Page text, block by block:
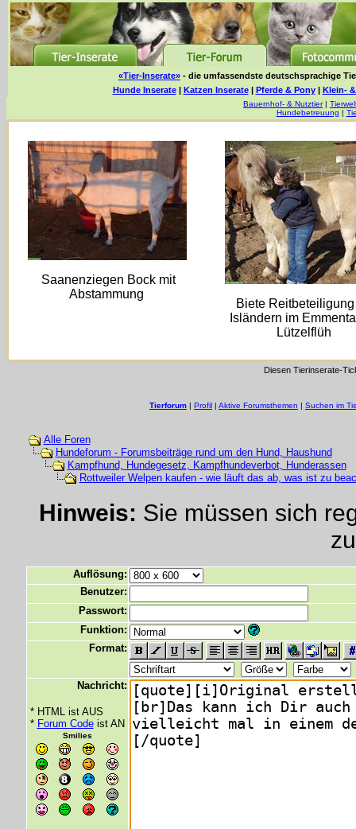
«Tier-Inserate» - die umfassendste deutschsprachige
Hunde Inserate| Katzen Inserate| Pferde & Pony| Klein-
Bauernhof- & Nutztier|
Hundebetreuung |
Saanenziegen Bock mit
Abstammung
Biete
Isländern im
Lützelflüh
Diesen Tierinserate-
Tierforum | Profil | Aktive Forumsthemen | Suchen im
Alle Foren
Hundeforum - Forumsbeiträge rund um den Hund, Haushund
Kampfhund, Hundegesetz, Kampfhundeverbot, Hunderassen
Rottweiler Welpen kaufen - wie läuft das ab, was ist zu
Hinweis: Sie müssen sich
Auflösung:
Benutzer:
Passwort:
Funktion:
Format:
Nachricht:
* HTML ist AUS
* Forum Codeist AN
Smilies